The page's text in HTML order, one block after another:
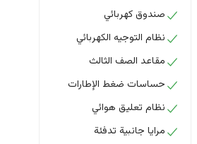
صندوق كهربائي
نظام التوجيه الكهربائي
مقاعد الصف الثالث
حساسات ضغط الإطارات
نظام تعليق هوائي
مرايا جانبية تدفئة